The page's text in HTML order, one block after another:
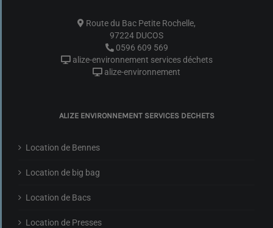
Route du Bac Petite Rochelle,
97224 DUCOS
0596 609 569
alize-environnement services déchets
alize-environnement
ALIZE ENVIRONNEMENT SERVICES DECHETS
Location de Bennes
Location de big bag
Location de Bacs
Location de Presses